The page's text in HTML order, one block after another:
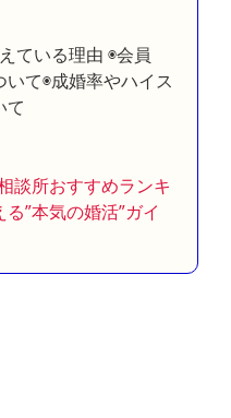
ている理由 ◉会員
て◉成婚率やハイス
て
談所おすすめランキ
”本気の婚活”ガイ